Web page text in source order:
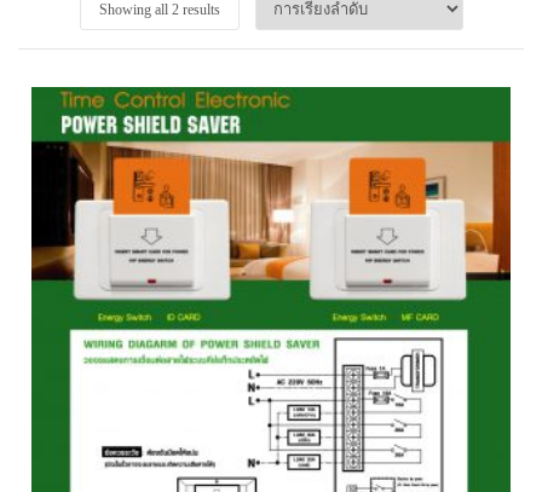
Showing all 2 results